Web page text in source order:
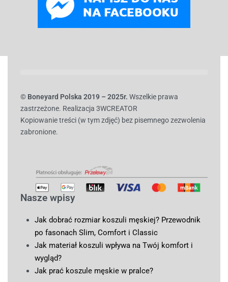
© Boneyard Polska 2019 – 2025r. Wszelkie prawa
zastrzeżone. Realizacja 3WCREATOR
Kopiowanie treści (w tym zdjęć) bez pisemnego zezwolenia
zabronione.
Nasze wpisy
Jak dobrać rozmiar koszuli męskiej? Przewodnik
po fasonach Slim, Comfort i Classic
Jak materiał koszuli wpływa na Twój komfort i
wygląd?
Jak prać koszule męskie w pralce?